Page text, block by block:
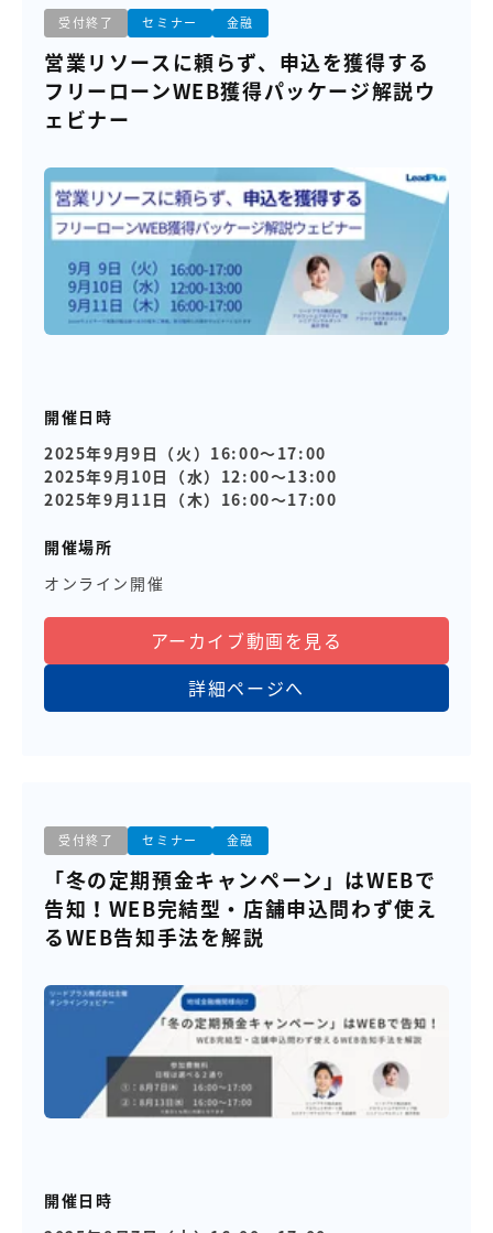
受付終了 セミナー 金融
営業リソースに頼らず、申込を獲得する
フリーローンWEB獲得パッケージ解説ウ
ェビナー
開催日時
2025年9月9日（火）16:00～17:00
2025年9月10日（水）12:00～13:00
2025年9月11日（木）16:00～17:00
開催場所
オンライン開催
アーカイブ動画を見る
詳細ページへ
受付終了 セミナー 金融
「冬の定期預金キャンペーン」はWEBで
告知！WEB完結型・店舗申込問わず使え
るWEB告知手法を解説
開催日時